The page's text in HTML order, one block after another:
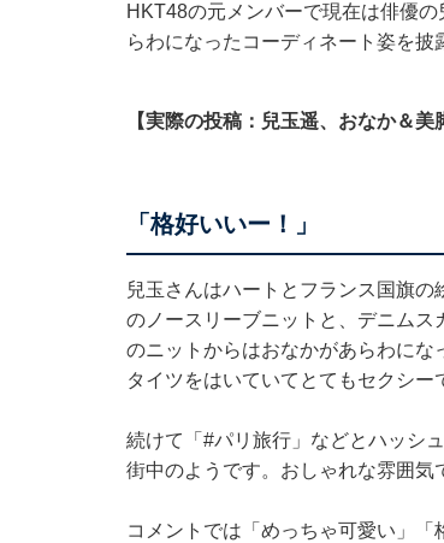
HKT48の元メンバーで現在は俳優
らわになったコーディネート姿を披
【実際の投稿：兒玉遥、おなか＆美
「格好いいー！」
兒玉さんはハートとフランス国旗
のノースリーブニットと、デニム
のニットからはおなかがあらわに
タイツをはいていてとてもセクシー
続けて「#パリ旅行」などとハッシ
街中のようです。おしゃれな雰囲気
コメントでは「めっちゃ可愛い」